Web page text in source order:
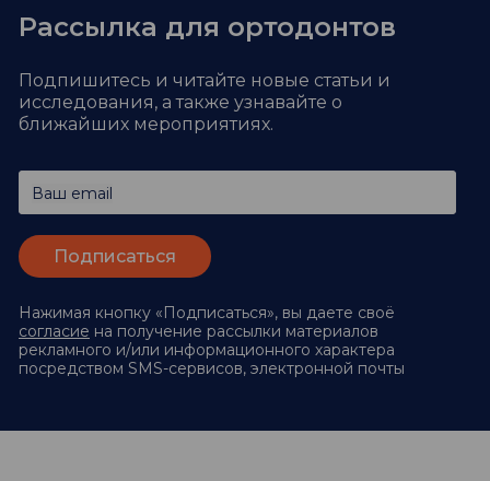
Рассылка для ортодонтов
Подпишитесь и читайте новые статьи и
исследования, а также узнавайте о
ближайших мероприятиях.
Ваш email
Нажимая кнопку «Подписаться», вы даете своё
согласие на получение рассылки материалов
рекламного и/или информационного характера
посредством SMS-сервисов, электронной почты